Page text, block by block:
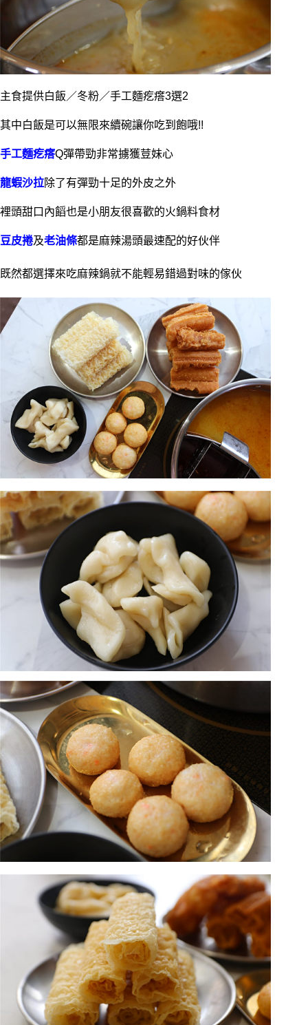
主食提供白飯／冬粉／手工麵疙瘩3選2
其中白飯是可以無限來續碗讓你吃到飽哦!!
手工麵疙瘩Q彈帶勁非常擄獲荳妹心
龍蝦沙拉除了有彈勁十足的外皮之外
裡頭甜口內饀也是小朋友很喜歡的火鍋料食材
豆皮捲及老油條都是麻辣湯頭最速配的好伙伴
既然都選擇來吃麻辣鍋就不能輕易錯過對味的傢伙